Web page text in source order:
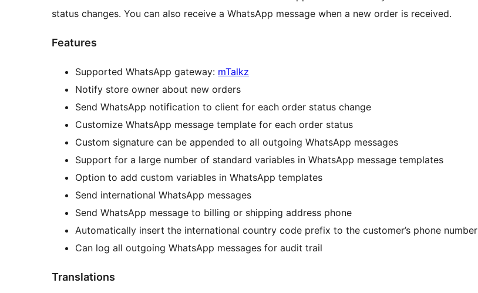
status changes. You can also receive a WhatsApp message when a new order is received.
Features
Supported WhatsApp gateway: mTalkz
Notify store owner about new orders
Send WhatsApp notification to client for each order status change
Customize WhatsApp message template for each order status
Custom signature can be appended to all outgoing WhatsApp messages
Support for a large number of standard variables in WhatsApp message templates
Option to add custom variables in WhatsApp templates
Send international WhatsApp messages
Send WhatsApp message to billing or shipping address phone
Automatically insert the international country code prefix to the customer’s phone number
Can log all outgoing WhatsApp messages for audit trail
Translations